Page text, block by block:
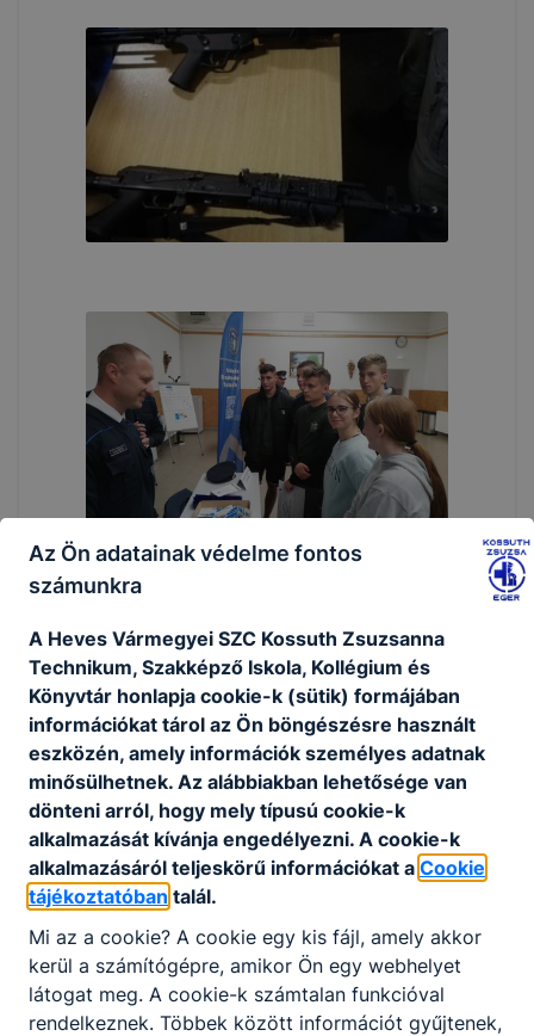
Az Ön adatainak védelme fontos
számunkra
A Heves Vármegyei SZC Kossuth Zsuzsanna
Technikum, Szakképző Iskola, Kollégium és
Könyvtár honlapja cookie-k (sütik) formájában
információkat tárol az Ön böngészésre használt
eszközén, amely információk személyes adatnak
minősülhetnek. Az alábbiakban lehetősége van
dönteni arról, hogy mely típusú cookie-k
alkalmazását kívánja engedélyezni. A cookie-k
alkalmazásáról teljeskörű információkat a Cookie
tájékoztatóban talál.
Mi az a cookie? A cookie egy kis fájl, amely akkor
kerül a számítógépre, amikor Ön egy webhelyet
látogat meg. A cookie-k számtalan funkcióval
rendelkeznek. Többek között információt gyűjtenek,